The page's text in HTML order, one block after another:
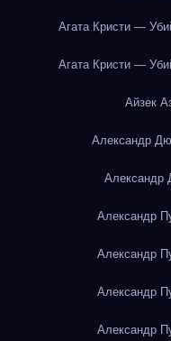
Агата Кристи —
Агата Кристи —
Айзек
Александр
Александр
Александр
Александр
Александр
Александр